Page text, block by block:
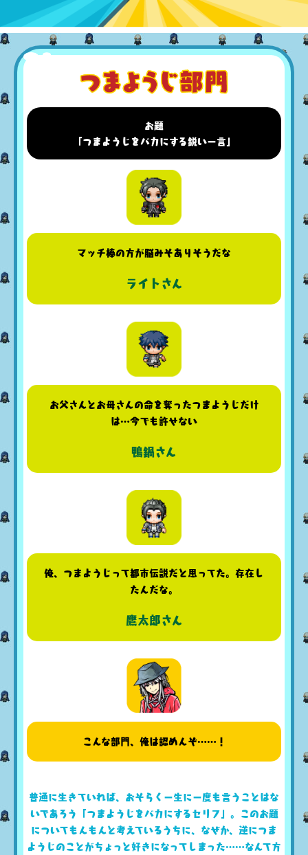
お題
「つまようじをバカにする鋭い一言」
マッチ棒の方が脳みそありそうだな
ライトさん
お父さんとお母さんの命を奪ったつまようじだけ
は…今でも許せない
鴨鍋さん
俺、つまようじって都市伝説だと思ってた。存在し
たんだな。
鷹太郎さん
こんな部門、俺は認めんぞ……！
普通に生きていれば、おそらく一生に一度も言うことはな
いであろう「つまようじをバカにするセリフ」。このお題
についてもんもんと考えているうちに、なぜか、逆につま
ようじのことがちょっと好きになってしまった……なんて方